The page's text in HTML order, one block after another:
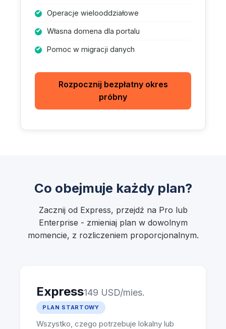
Operacje wielooddziałowe
Własna domena dla portalu
Pomoc w migracji danych
Rozpocznij bezpłatny okres
próbny
Co obejmuje każdy plan?
Zacznij od Express, przejdź na Pro lub
Enterprise - zmieniaj plan w dowolnym
momencie, z rozliczeniem proporcjonalnym.
Express149 USD/mies.
PLAN STARTOWY
Wszystko, czego potrzebuje lokalny lub